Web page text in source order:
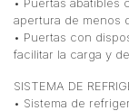
apertura de menos
• Puertas con
facilitar la carga y
SISTEMA DE
• Sistema de